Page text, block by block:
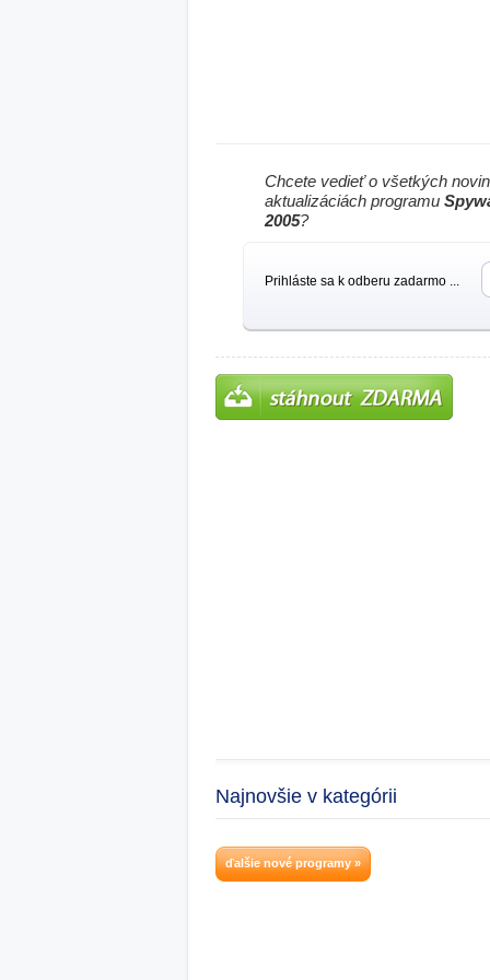
Chcete vedieť o všetkých
aktualizáciách programu
2005?
Prihláste sa k odberu zadarmo ...
Najnovšie v kategórii
ďalšie nové programy »